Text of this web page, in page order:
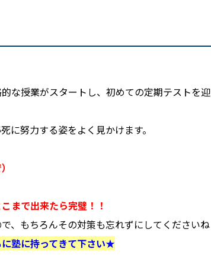
な授業がスタートし、初めての定期テストを
に努力する姿をよく見かけます。
まで出来たら完璧！！
、もちろんその対策も忘れずにしてくださいね
塾に持ってきて下さい★